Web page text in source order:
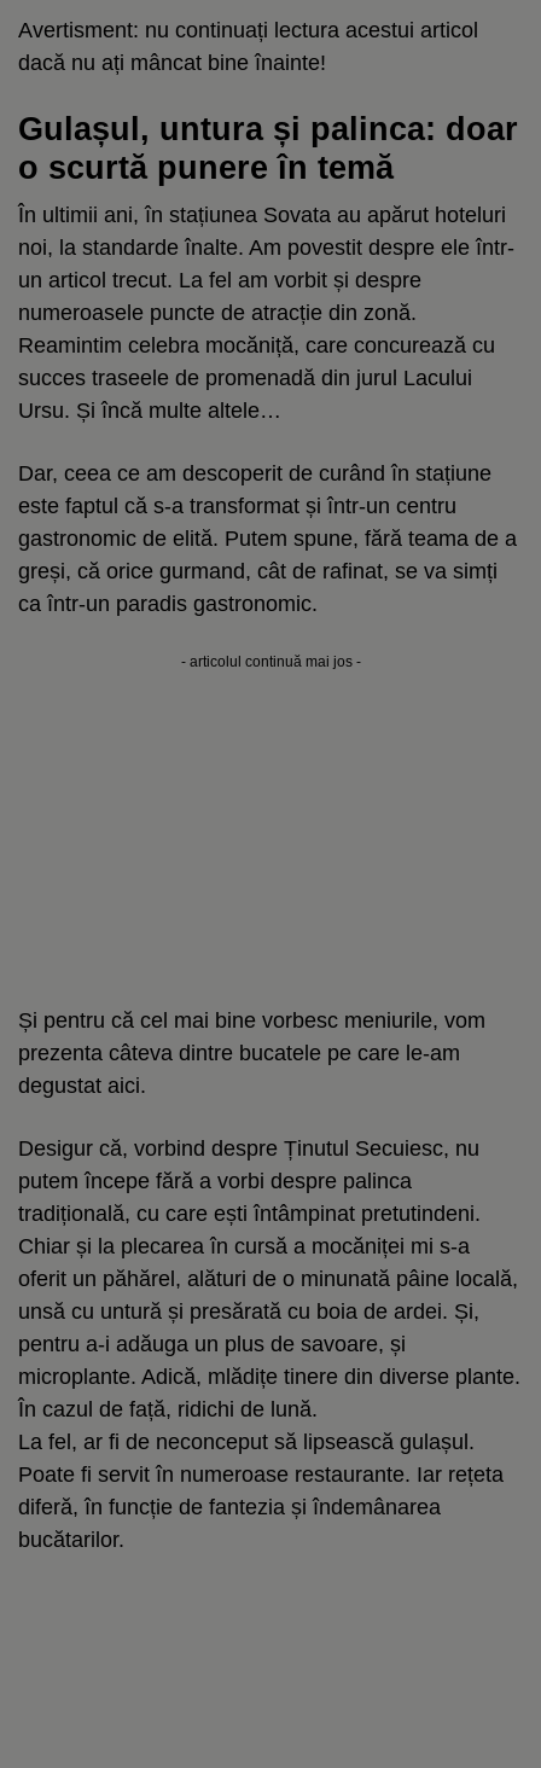
Avertisment: nu continuați lectura acestui articol
dacă nu ați mâncat bine înainte!
Gulașul, untura și palinca: doar
o scurtă punere în temă
În ultimii ani, în stațiunea Sovata au apărut hoteluri
noi, la standarde înalte. Am povestit despre ele într-
un articol trecut. La fel am vorbit și despre
numeroasele puncte de atracție din zonă.
Reamintim celebra mocăniță, care concurează cu
succes traseele de promenadă din jurul Lacului
Ursu. Și încă multe altele…
Dar, ceea ce am descoperit de curând în stațiune
este faptul că s-a transformat și într-un centru
gastronomic de elită. Putem spune, fără teama de a
greși, că orice gurmand, cât de rafinat, se va simți
ca într-un paradis gastronomic.
- articolul continuă mai jos -
Și pentru că cel mai bine vorbesc meniurile, vom
prezenta câteva dintre bucatele pe care le-am
degustat aici.
Desigur că, vorbind despre Ținutul Secuiesc, nu
putem începe fără a vorbi despre palinca
tradițională, cu care ești întâmpinat pretutindeni.
Chiar și la plecarea în cursă a mocăniței mi s-a
oferit un păhărel, alături de o minunată pâine locală,
unsă cu untură și presărată cu boia de ardei. Și,
pentru a-i adăuga un plus de savoare, și
microplante. Adică, mlădițe tinere din diverse plante.
În cazul de față, ridichi de lună.
La fel, ar fi de neconceput să lipsească gulașul.
Poate fi servit în numeroase restaurante. Iar rețeta
diferă, în funcție de fantezia și îndemânarea
bucătarilor.